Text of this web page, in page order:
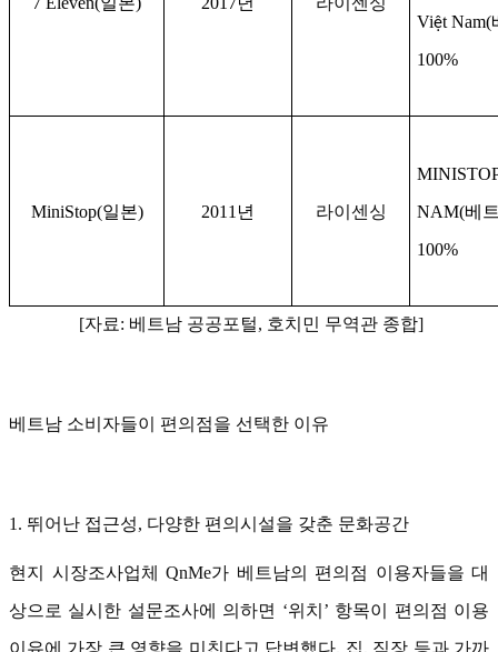
Việt Nam(
100%
MiniStop(일본) 2011 년 라이센싱
NAM(베
100%
[자료: 베트남 공공포털, 호치민 무역관 종합]
베트남 소비자들이 편의점을 선택한 이유
1. 뛰어난 접근성, 다양한 편의시설을 갖춘 문화공간
현지 시장조사업체 QnMe가 베트남의 편의점 이용자들을 대
상으로 실시한 설문조사에 의하면 ‘위치’ 항목이 편의점 이용